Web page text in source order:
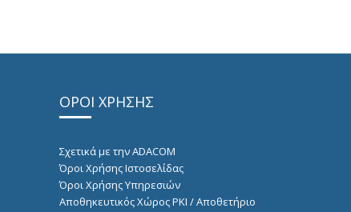
ΟΡΟΙ ΧΡΗΣΗΣ
Σχετικά με την ADACOM
Όροι Χρήσης Ιστοσελίδας
Όροι Χρήσης Υπηρεσιών
Αποθηκευτικός Χώρος PKI / Αποθετήριο